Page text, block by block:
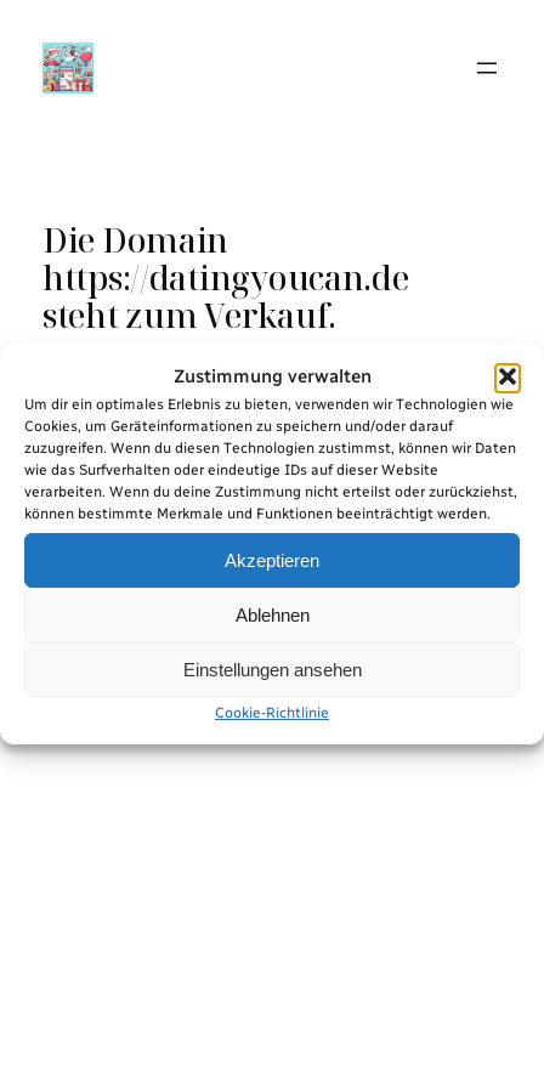
Zustimmung verwalten
Um dir ein optimales Erlebnis zu bieten, verwenden wir Technologien wie
Cookies, um Geräteinformationen zu speichern und/oder darauf
zuzugreifen. Wenn du diesen Technologien zustimmst, können wir Daten
wie das Surfverhalten oder eindeutige IDs auf dieser Website
verarbeiten. Wenn du deine Zustimmung nicht erteilst oder zurückziehst,
können bestimmte Merkmale und Funktionen beeinträchtigt werden.
Akzeptieren
Ablehnen
Einstellungen ansehen
Cookie-Richtlinie
Inhalt
springen
Die Domain
https://datingyoucan.de
steht zum Verkauf.
GTM-M7RHTSZ2